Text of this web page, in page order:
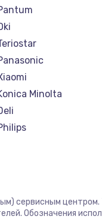
Minolta
сервисным
Обозначения